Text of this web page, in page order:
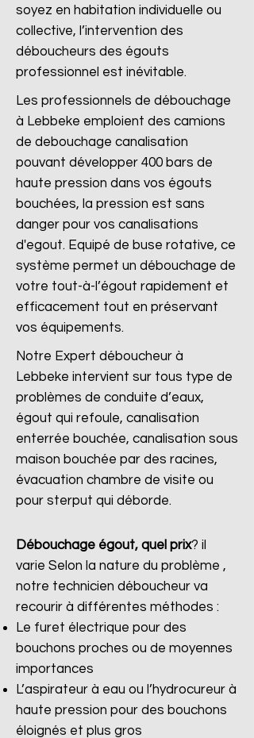
soyez en habitation individuelle ou
collective, l’intervention des
déboucheurs des égouts
professionnel est inévitable.
Les professionnels de débouchage
à Lebbeke emploient des camions
de debouchage canalisation
pouvant développer 400 bars de
haute pression dans vos égouts
bouchées, la pression est sans
danger pour vos canalisations
d'egout. Equipé de buse rotative, ce
système permet un débouchage de
votre tout-à-l’égout rapidement et
efficacement tout en préservant
vos équipements.
Notre Expert déboucheur à
Lebbeke intervient sur tous type de
problèmes de conduite d’eaux,
égout qui refoule, canalisation
enterrée bouchée, canalisation sous
maison bouchée par des racines,
évacuation chambre de visite ou
pour sterput qui déborde.
Débouchage égout, quel prix? il
varie Selon la nature du problème ,
notre technicien déboucheur va
recourir à différentes méthodes :
Le furet électrique pour des
bouchons proches ou de moyennes
importances
L’aspirateur à eau ou l’hydrocureur à
haute pression pour des bouchons
éloignés et plus gros